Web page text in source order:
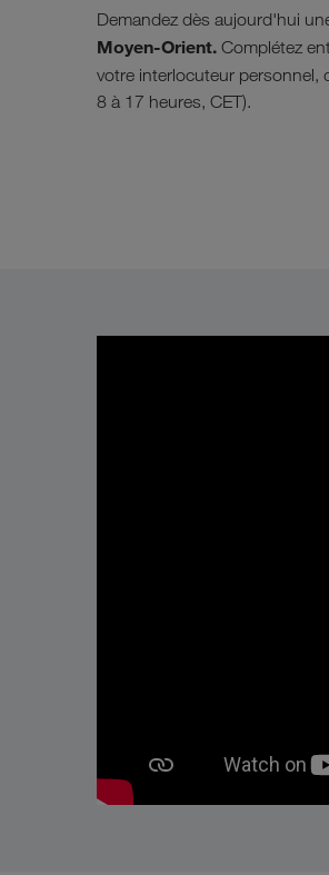
Demandez dès aujourd'hui
Moyen-Orient. Complétez
votre interlocuteur personnel,
8 à 17 heures, CET).